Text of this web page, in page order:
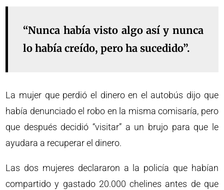
“Nunca había visto algo así y nunca
lo había creído, pero ha sucedido”.
La mujer que perdió el dinero en el autobús dijo que
había denunciado el robo en la misma comisaría, pero
que después decidió “visitar” a un brujo para que le
ayudara a recuperar el dinero.
Las dos mujeres declararon a la policía que habían
compartido y gastado 20.000 chelines antes de que